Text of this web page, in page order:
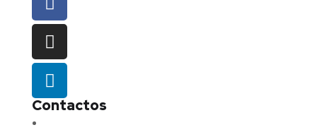
Contactos